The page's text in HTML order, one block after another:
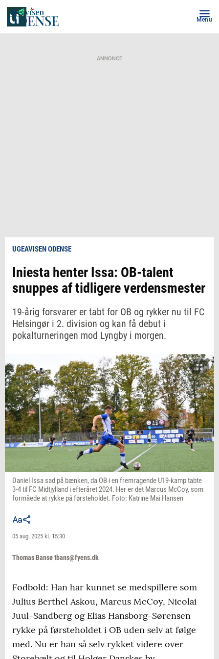
Menu
ANNONCE
UGEAVISEN ODENSE
Iniesta henter Issa: OB-talent
snuppes af tidligere verdensmester
19-årig forsvarer er tabt for OB og rykker nu til FC
Helsingør i 2. division og kan få debut i
pokalturneringen mod Lyngby i morgen.
Daniel Issa sad på bænken, da OB i en fremragende U19-kamp tabte
3-4 til FC Midtjylland i efteråret 2024. Her er det Marcus McCoy, som
formåede at rykke på førsteholdet. Foto: Katrine Mai Hansen
05 aug. 2025 kl. 15:30
Thomas Bansø tbans@fyens.dk
Fodbold: Han har kunnet se medspillere som
Julius Berthel Askou, Marcus McCoy, Nicolai
Juul-Sandberg og Elias Hansborg-Sørensen
rykke på førsteholdet i OB uden selv at følge
med. Nu er han så selv rykket videre over